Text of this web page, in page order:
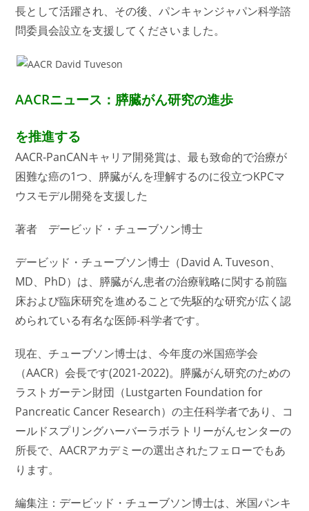
長として活躍され、その後、パンキャンジャパン科学諮
問委員会設立を支援してくださいました。
AACRニュース：膵臓がん研究の進歩
を推進する
AACR-PanCANキャリア開発賞は、最も致命的で治療が
困難な癌の1つ、膵臓がんを理解するのに役立つKPCマ
ウスモデル開発を支援した
著者 デービッド・チューブソン博士
デービッド・チューブソン博士（David A. Tuveson、
MD、PhD）は、膵臓がん患者の治療戦略に関する前臨
床および臨床研究を進めることで先駆的な研究が広く認
められている有名な医師-科学者です。
現在、チューブソン博士は、今年度の米国癌学会
（AACR）会長です(2021-2022)。膵臓がん研究のための
ラストガーテン財団（Lustgarten Foundation for
Pancreatic Cancer Research）の主任科学者であり、コ
ールドスプリングハーバーラボラトリーがんセンターの
所長で、AACRアカデミーの選出されたフェローでもあ
ります。
編集注：デービッド・チューブソン博士は、米国パンキ